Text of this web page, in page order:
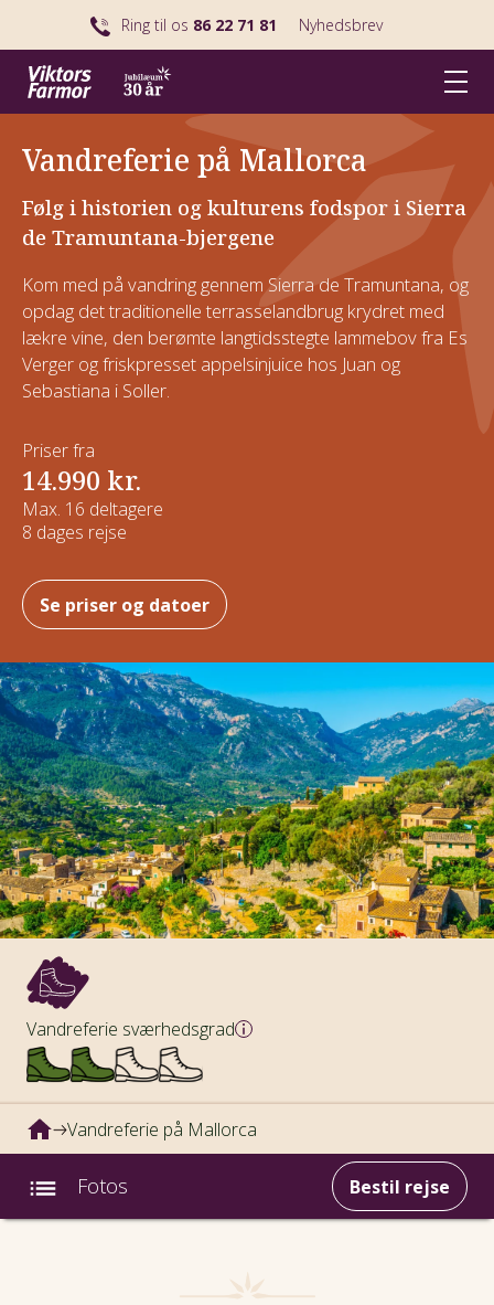
Ring til os 86 22 71 81 Nyhedsbrev
Vandreferie på Mallorca
Følg i historien og kulturens fodspor i Sierra
de Tramuntana-bjergene
Kom med på vandring gennem Sierra de Tramuntana, og
opdag det traditionelle terrasselandbrug krydret med
lækre vine, den berømte langtidsstegte lammebov fra Es
Verger og friskpresset appelsinjuice hos Juan og
Sebastiana i Soller.
Priser fra
14.990 kr.
Max. 16 deltagere
8 dages rejse
Se priser og datoer
Vandreferie sværhedsgrad
Vandreferie på Mallorca
Fotos Bestil rejse